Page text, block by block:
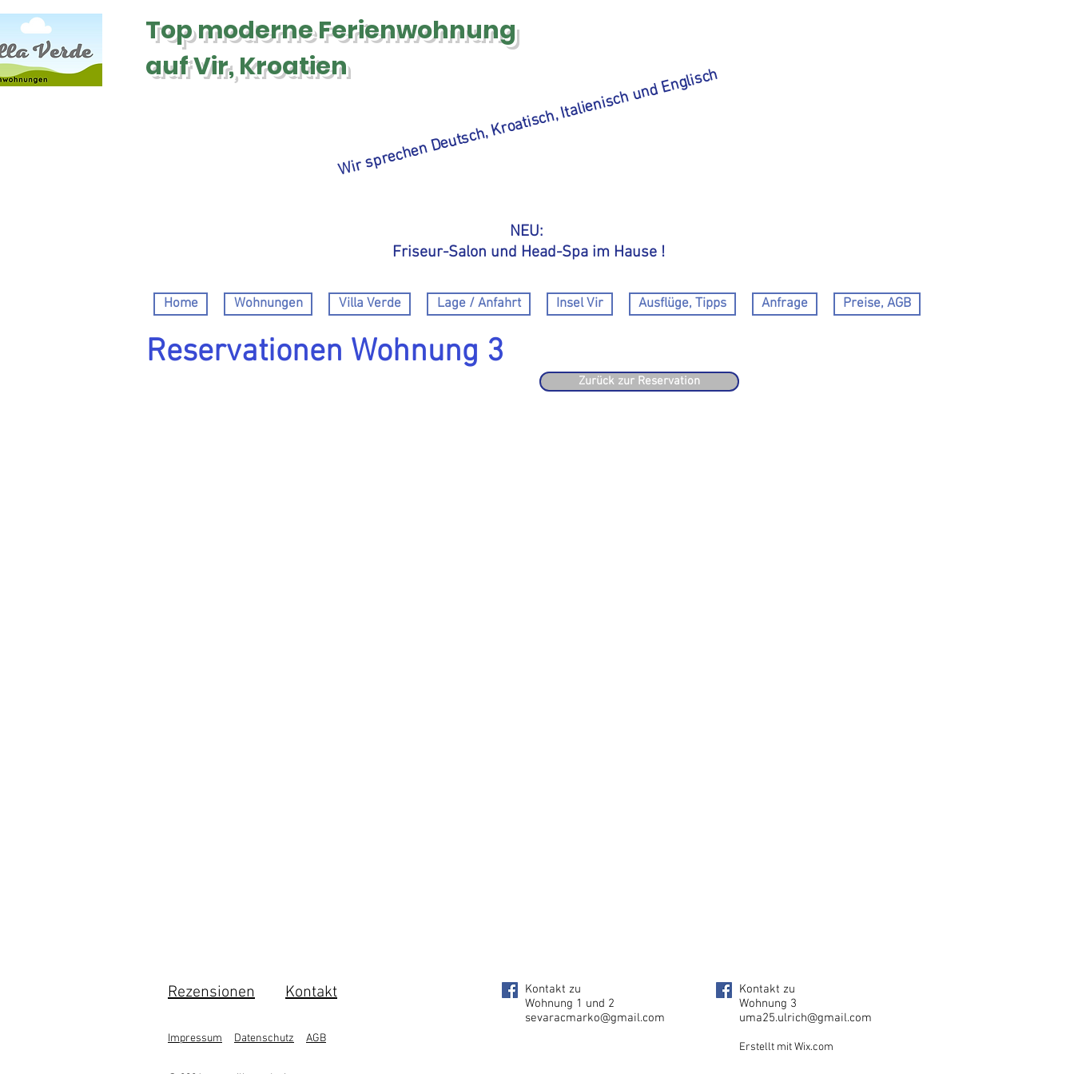
Top moderneFerienwohnung
auf Vir, Kroatien
Wir sprechen Deutsch, Kroatisch, Italienisch und Englisch
NEU:
Friseur-Salon und Head-Spa im Hause !
Home Wohnungen Villa Verde Lage / Anfahrt Insel Vir Ausflüge, Tipps Anfrage Preise, AGB
Reservationen Wohnung 3
Zurück zur Reservation
Rezensionen Kontakt
Impressum Datenschutz AGB
Kontakt zu
Wohnung 1 und 2
sevaracmarko@gmail.com
Kontakt zu
Wohnung 3
uma25.ulrich@gmail.com
Erstellt mit Wix.com